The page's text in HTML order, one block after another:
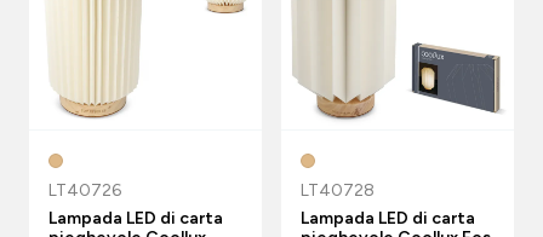
LT40726
Lampada LED di carta
LT40728
Lampada LED di carta